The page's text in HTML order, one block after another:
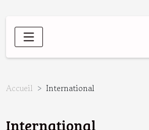
Accueil International
International